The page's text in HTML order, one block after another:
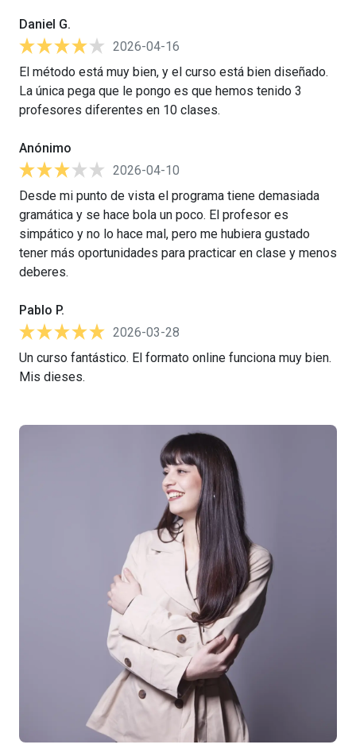
Daniel G.
2026-04-16
El método está muy bien, y el curso está bien diseñado.
La única pega que le pongo es que hemos tenido 3
profesores diferentes en 10 clases.
Anónimo
2026-04-10
Desde mi punto de vista el programa tiene demasiada
gramática y se hace bola un poco. El profesor es
simpático y no lo hace mal, pero me hubiera gustado
tener más oportunidades para practicar en clase y menos
deberes.
Pablo P.
2026-03-28
Un curso fantástico. El formato online funciona muy bien.
Mis dieses.